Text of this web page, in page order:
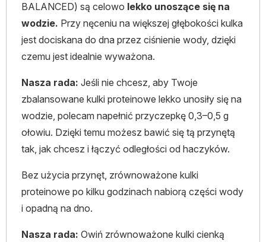
BALANCED) są celowo lekko unoszące się na
wodzie. Przy nęceniu na większej głębokości kulka
jest dociskana do dna przez ciśnienie wody, dzięki
czemu jest idealnie wyważona.
Nasza rada: Jeśli nie chcesz, aby Twoje
zbalansowane kulki proteinowe lekko unosiły się na
wodzie, polecam napełnić przyczepkę 0,3–0,5 g
ołowiu. Dzięki temu możesz bawić się tą przynętą
tak, jak chcesz i łączyć odległości od haczyków.
Bez użycia przynęt, zrównoważone kulki
proteinowe po kilku godzinach nabiorą części wody
i opadną na dno.
Nasza rada: Owiń zrównoważone kulki cienką